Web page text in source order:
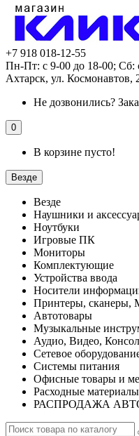
+7 918 018-12-55
Пн-Пт: с 9-00 до 18-00; Сб:
Ахтарск, ул. Космонавтов,
Не дозвонились?
0
В корзине пусто!
Везде
Везде
Наушники и
Ноутбуки
Игровые ПК
Мониторы
Комплектующие
Устройства ввода
Носители
Принтеры,
Автотовары
Музыкальные
Аудио, Видео,
Сетевое
Системы питания
Офисные товары и
Расходные материалы
РАСПРОДАЖА